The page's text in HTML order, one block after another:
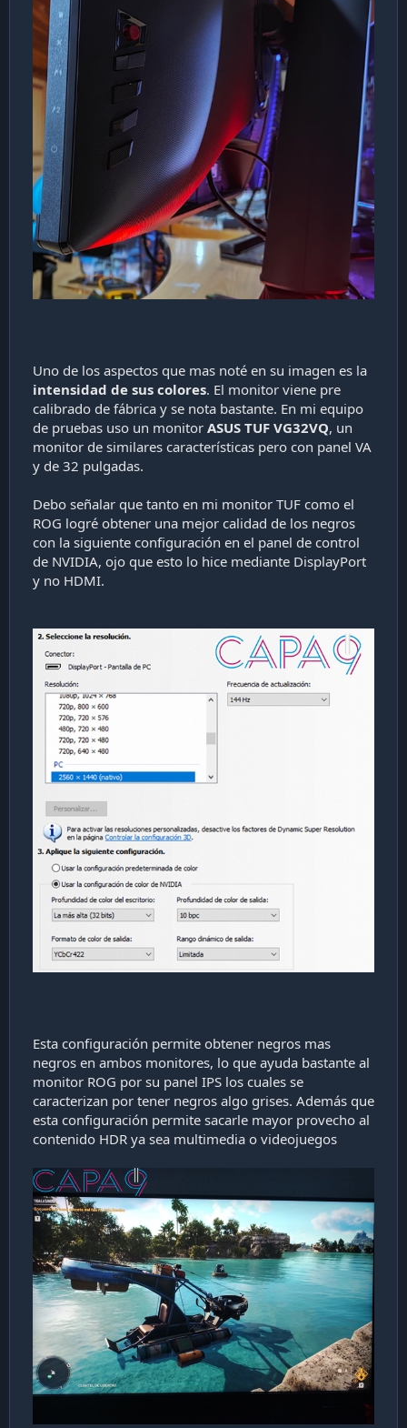
Uno de los aspectos que mas noté en su imagen es la
intensidad de sus colores. El monitor viene pre
calibrado de fábrica y se nota bastante. En mi equipo
de pruebas uso un monitor ASUS TUF VG32VQ, un
monitor de similares características pero con panel VA
y de 32 pulgadas.
Debo señalar que tanto en mi monitor TUF como el
ROG logré obtener una mejor calidad de los negros
con la siguiente configuración en el panel de control
de NVIDIA, ojo que esto lo hice mediante DisplayPort
y no HDMI.
Esta configuración permite obtener negros mas
negros en ambos monitores, lo que ayuda bastante al
monitor ROG por su panel IPS los cuales se
caracterizan por tener negros algo grises. Además que
esta configuración permite sacarle mayor provecho al
contenido HDR ya sea multimedia o videojuegos